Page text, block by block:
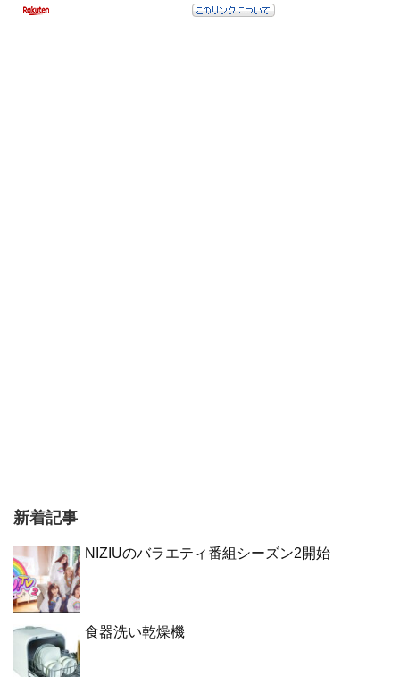
新着記事
NIZIUのバラエティ番組シーズン2開始
食器洗い乾燥機